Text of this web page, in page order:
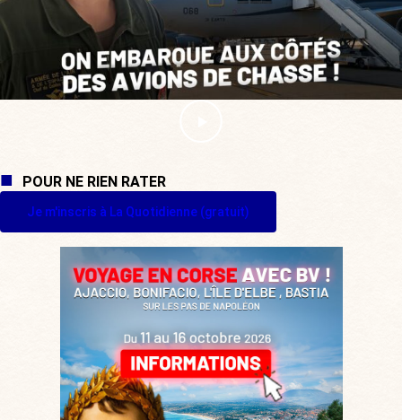
POUR NE RIEN RATER
Je m'inscris à La Quotidienne (gratuit)